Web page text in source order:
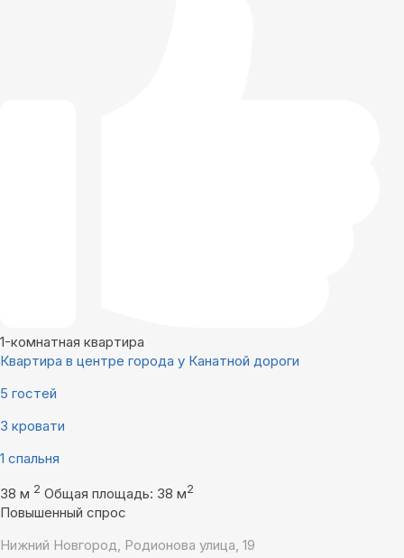
1-комнатная квартира
Квартира в центре города у Канатной дороги
5 гостей
3 кровати
1 спальня
38 м 2 Общая площадь: 38 м2
Повышенный спрос
Нижний Новгород, Родионова улица, 19